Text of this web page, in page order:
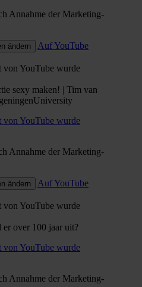
Annahme der Marketing-
ändern
Auf YouTube
von YouTube wurde
sexy maken! | Tim van
von YouTube wurde
Annahme der Marketing-
ändern
Auf YouTube
von YouTube wurde
er over 100 jaar uit?
von YouTube wurde
Annahme der Marketing-